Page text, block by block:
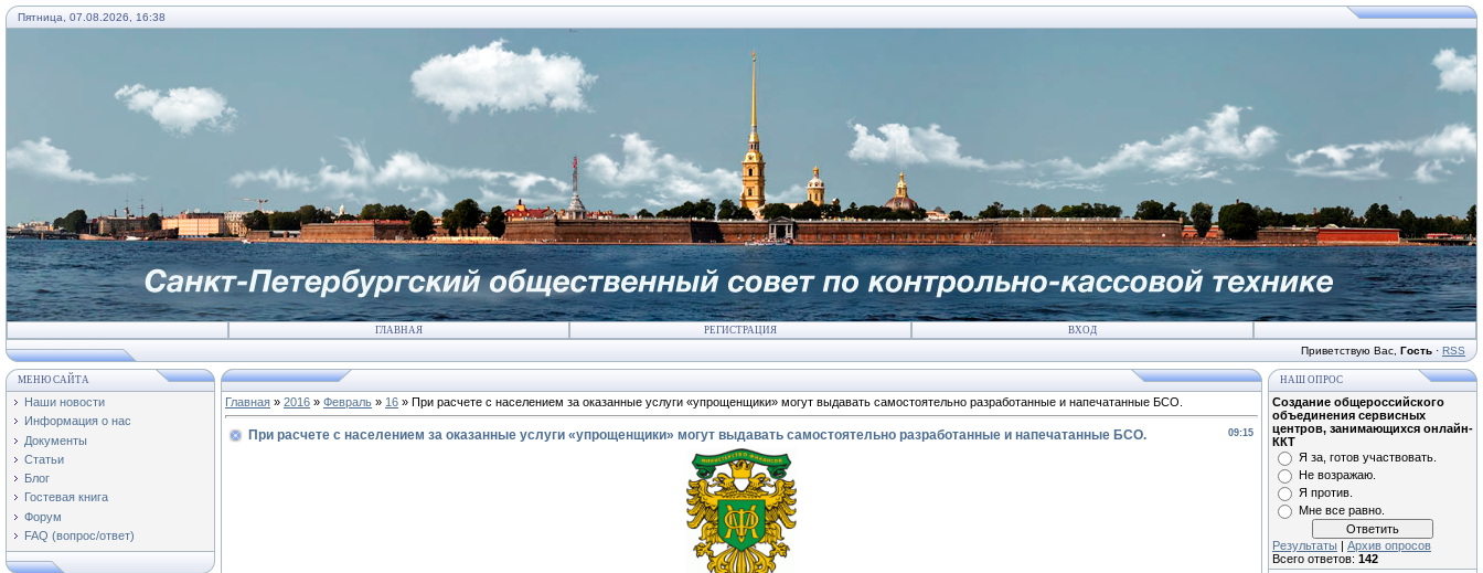
Пятница, 07.08.2026, 16:38
ГЛАВНАЯ РЕГИСТРАЦИЯ ВХОД
Приветствую Вас Гость · RSS
МЕНЮ САЙТА
Наши новости
Информация о нас
Документы
Статьи
Блог
Гостевая книга
Форум
FAQ (вопрос/ответ)
Главная » 2016 » Февраль » 16 » При расчете с населением за оказанные услуги «упрощенщики» могут выдавать самостоятельно разработанные и напечатанные БСО.
09:15
При расчете с населением за оказанные услуги «упрощенщики» могут выдавать самостоятельно разработанные и напечатанные БСО.
НАШ ОПРОС
Создание общероссийского
объединения сервисных
центров, занимающихся онлайн-
ККТ
Я за, готов участвовать.
Не возражаю.
Я против.
Мне все равно.
Результаты | Архив опросов
Всего ответов: 142